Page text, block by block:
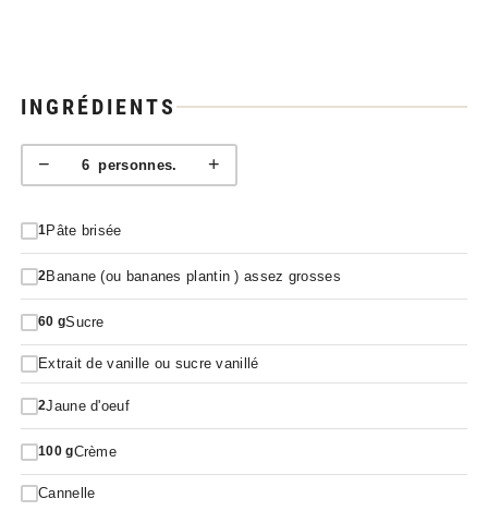
INGRÉDIENTS
− 6personnes. +
1Pâte brisée
2Banane (ou bananes plantin ) assez grosses
60 gSucre
Extrait de vanille ou sucre vanillé
2Jaune d'oeuf
100 gCrème
Cannelle